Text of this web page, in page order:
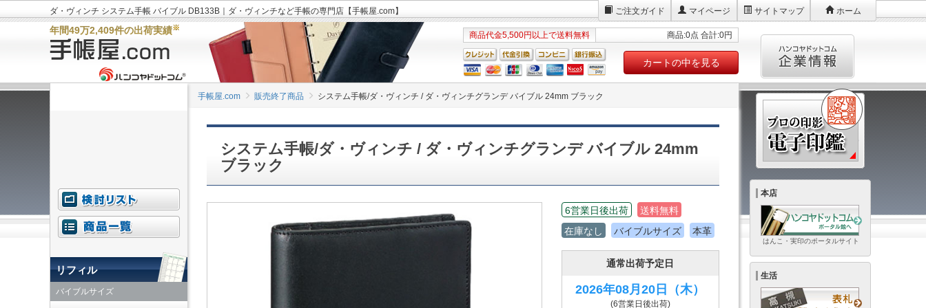
ダ・ヴィンチ システム手帳 バイブル DB133B｜ダ・ヴィンチなど手帳の専門店【手帳屋.com】 ご注文ガイド マイページ サイトマップ ホーム
年間49万2,409件の出荷実績※
商品代金5,500円以上で送料無料 商品:0点 合計:0円
カートの中を見る
手帳屋.com 販売終了商品 システム手帳/ダ・ヴィンチ / ダ・ヴィンチグランデ バイブル 24mm ブラック
システム手帳/ダ・ヴィンチ / ダ・ヴィンチグランデ バイブル 24mm
ブラック
6営業日後出荷
送料無料
在庫なし
バイブルサイズ 本革
通常出荷予定日
2026年08月20日 （木）
(6営業日後出荷)
リフィル
バイブルサイズ
本店
はんこ・実印のポータルサイト
生活